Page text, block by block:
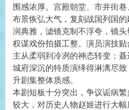
围感浓厚。宫殿朝堂、市井街巷
布景恢弘大气，复刻战国列国
润典雅，滤镜克制不浮夸，镜头
权谋戏份拍摄工整。演员演技
主从柔弱到冷冽的神态转变；聂
城府深沉的特质演绎得淋漓尽
升剧集整体质感。
本剧短板十分突出，争议诟病
较大，对历史人物赵姬进行大